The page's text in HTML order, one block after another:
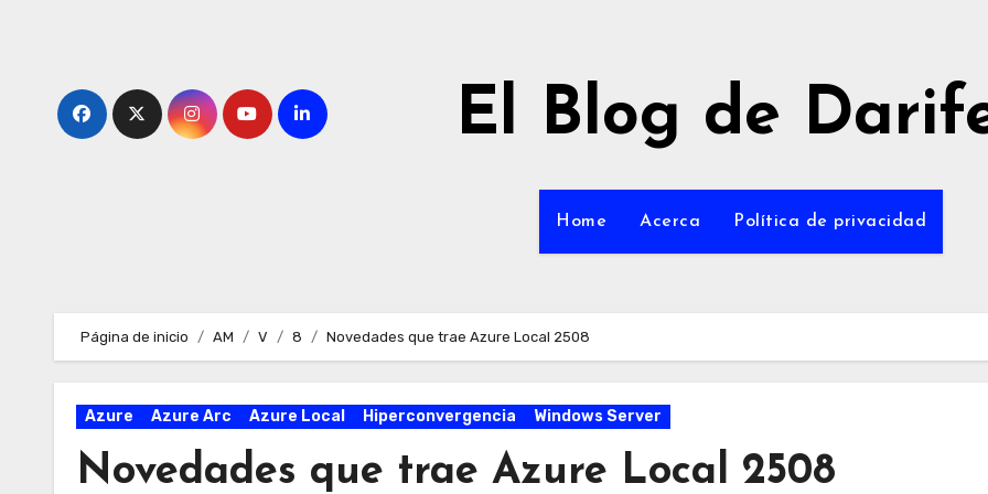
El Blog de
Home Acerca Política de privacidad
Página de inicio AM V 8 Novedades que trae Azure Local 2508
Azure Azure Arc Azure Local Hiperconvergencia Windows Server
Novedades que trae Azure Local 2508